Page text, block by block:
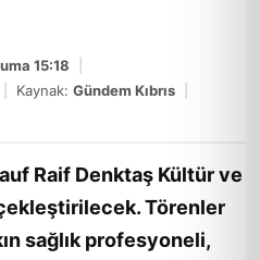
15:18
Kaynak: Gündem Kıbrıs
Raif Denktaş Kültür ve
Törenler
sağlık profesyoneli,